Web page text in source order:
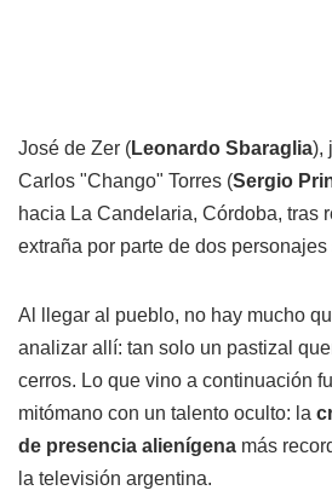
José de Zer (Leonardo Sbaraglia),
Carlos "Chango" Torres (Sergio
hacia La Candelaria, Córdoba, tras
extraña por parte de dos
Al llegar al pueblo, no hay mucho
analizar allí: tan solo un pastizal
cerros. Lo que vino a continuación
mitómano con un talento oculto: la
de presencia alienígena más
la televisión argentina.